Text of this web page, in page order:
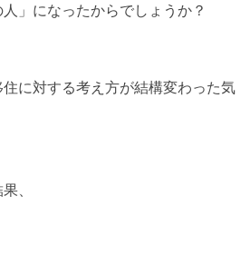
」になったからでしょうか？
に対する考え方が結構変わった気
、